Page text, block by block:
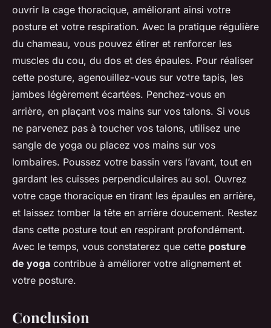
ouvrir la cage thoracique, améliorant ainsi votre
posture et votre respiration. Avec la pratique régulière
du chameau, vous pouvez étirer et renforcer les
muscles du cou, du dos et des épaules. Pour réaliser
cette posture, agenouillez-vous sur votre tapis, les
jambes légèrement écartées. Penchez-vous en
arrière, en plaçant vos mains sur vos talons. Si vous
ne parvenez pas à toucher vos talons, utilisez une
sangle de yoga ou placez vos mains sur vos
lombaires. Poussez votre bassin vers l’avant, tout en
gardant les cuisses perpendiculaires au sol. Ouvrez
votre cage thoracique en tirant les épaules en arrière,
et laissez tomber la tête en arrière doucement. Restez
dans cette posture tout en respirant profondément.
Avec le temps, vous constaterez que cette posture
de yoga contribue à améliorer votre alignement et
votre posture.
Conclusion